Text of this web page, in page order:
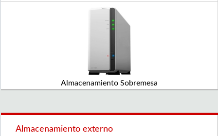
Almacenamiento Sobremesa
Almacenamiento externo